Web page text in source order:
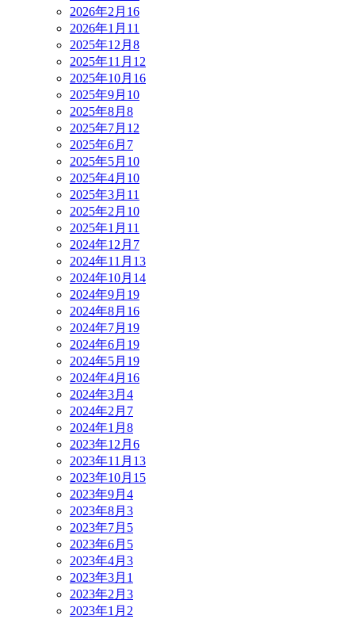
2026年2月 16
2026年1月 11
2025年12月 8
2025年11月 12
2025年10月 16
2025年9月 10
2025年8月 8
2025年7月 12
2025年6月 7
2025年5月 10
2025年4月 10
2025年3月 11
2025年2月 10
2025年1月 11
2024年12月 7
2024年11月 13
2024年10月 14
2024年9月 19
2024年8月 16
2024年7月 19
2024年6月 19
2024年5月 19
2024年4月 16
2024年3月 4
2024年2月 7
2024年1月 8
2023年12月 6
2023年11月 13
2023年10月 15
2023年9月 4
2023年8月 3
2023年7月 5
2023年6月 5
2023年4月 3
2023年3月 1
2023年2月 3
2023年1月 2